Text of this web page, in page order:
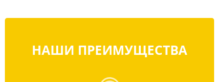
НАШИ ПРЕИМУЩЕСТВА